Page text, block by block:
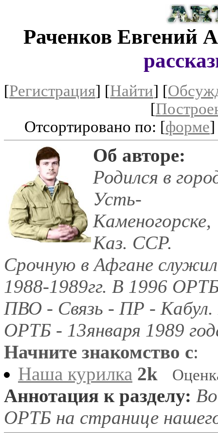
Раченков Евгений
[Регистрация] [Найти] [
[
Отсортировано по: [форме
Об авторе:
Родился в
Усть-
Каменогорске,
Каз. ССР.
Срочную в Афгане
1988-1989гг. В 1996
ПВО - Связь - ПР - Кабул.
ОРТБ - 13января 1989
Начните знакомство с:
Наша курилка 2k
Аннотация к разделу:
ОРТБ на странице